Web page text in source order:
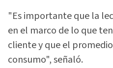
"Es importante que la
en el marco de lo que
cliente y que el
consumo", señaló.